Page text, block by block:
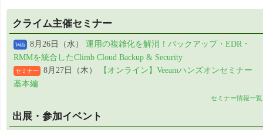
クライム主催セミナー
Web 8月26日（水） 運用の複雑化を解消！バックアップ・EDR・
RMMを統合したClimb Cloud Backup & Security
セミナー 8月27日（木）
【オンライン】Veeamハンズオンセミナー
基本編
セミナー情報一覧
出展・参加イベント